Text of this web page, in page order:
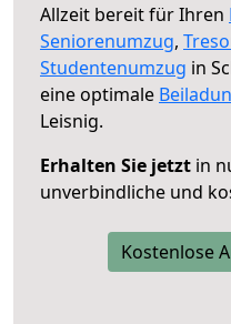
Allzeit bereit für Ihren
Seniorenumzug,
Studentenumzug in
eine optimale
Leisnig.
Erhalten Sie jetzt in
unverbindliche und
Kostenlose